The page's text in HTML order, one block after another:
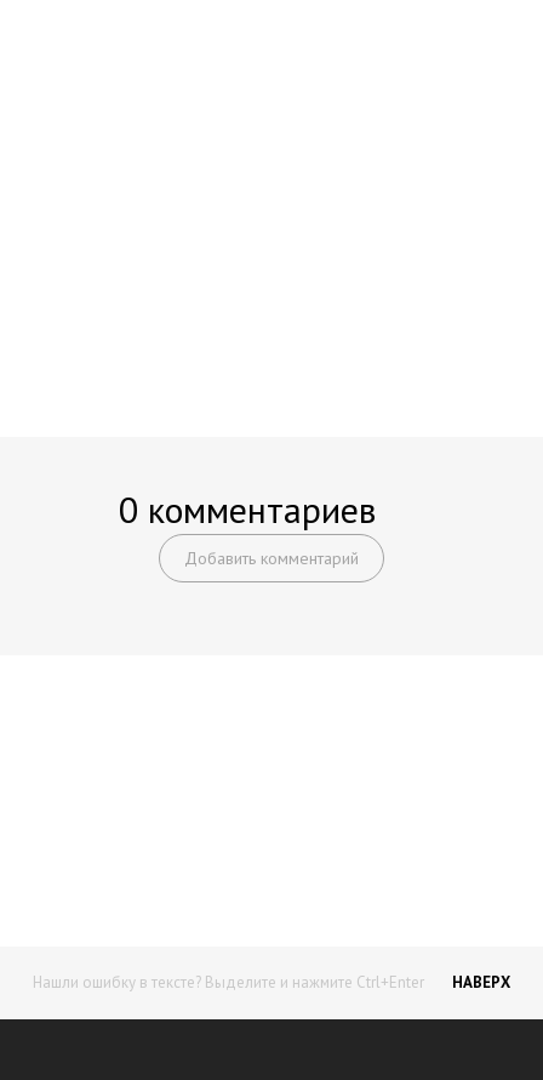
0 комментариев
Добавить комментарий
Нашли ошибку в тексте? Выделите и нажмите Ctrl+Enter НАВЕРХ